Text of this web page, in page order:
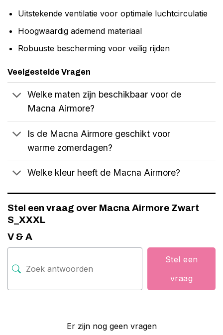
Uitstekende ventilatie voor optimale luchtcirculatie
Hoogwaardig ademend materiaal
Robuuste bescherming voor veilig rijden
Veelgestelde Vragen
Welke maten zijn beschikbaar voor de
Macna Airmore?
Is de Macna Airmore geschikt voor
warme zomerdagen?
Welke kleur heeft de Macna Airmore?
Stel een vraag over Macna Airmore Zwart
S_XXXL
V & A
Stel een
vraag
Er zijn nog geen vragen